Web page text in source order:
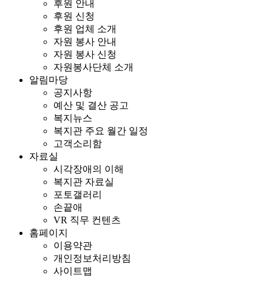
후원 안내
후원 신청
후원 업체 소개
자원 봉사 안내
자원 봉사 신청
자원봉사단체 소개
알림마당
공지사항
예산 및 결산 공고
복지뉴스
복지관 주요 월간 일정
고객소리함
자료실
시각장애의 이해
복지관 자료실
포토갤러리
손끝애
VR 직무 컨텐츠
홈페이지
이용약관
개인정보처리방침
사이트맵